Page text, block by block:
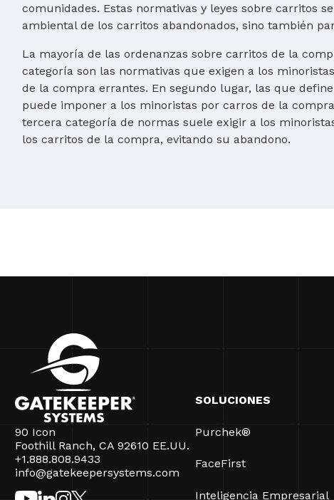
comunidades. Estas normativas y leyes sobre carritos
ambiental de los carritos abandonados, sino también
La mayoría de las ordenanzas sobre carritos de la
categoría son las normativas que exigen a los
de la compra errantes. En segundo lugar, las que
puede imponer a los minoristas por carros de la
tercera categoría de normas suele exigir a los
los carritos de la compra, evitando su abandono.
90 Icon
Foothill Ranch, CA 92610 EE.UU.
+1.888.808.9433
info@gatekeepersystems.com
SOLUCIONES
Purchek®
FaceFirst
Inteligencia Empresarial